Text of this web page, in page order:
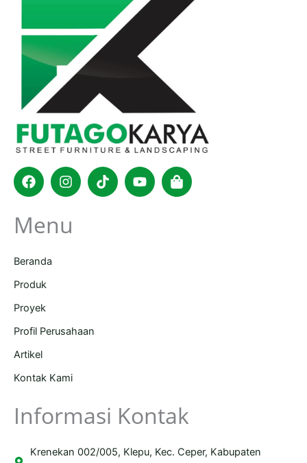
FacebookInstagram
TiktokYoutubeShopping-
bag
Menu
Beranda
Produk
Proyek
Profil Perusahaan
Artikel
Kontak Kami
Informasi Kontak
Krenekan 002/005, Klepu, Kec. Ceper, Kabupaten